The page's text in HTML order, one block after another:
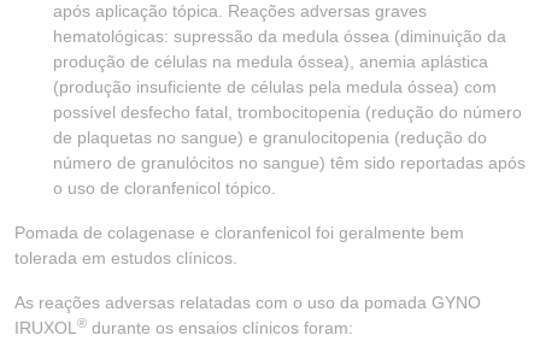
após aplicação tópica. Reações adversas graves
hematológicas: supressão da medula óssea (diminuição da
produção de células na medula óssea), anemia aplástica
(produção insuficiente de células pela medula óssea) com
possível desfecho fatal, trombocitopenia (redução do número
de plaquetas no sangue) e granulocitopenia (redução do
número de granulócitos no sangue) têm sido reportadas após
o uso de cloranfenicol tópico.
Pomada de colagenase e cloranfenicol foi geralmente bem
tolerada em estudos clínicos.
As reações adversas relatadas com o uso da pomada GYNO
IRUXOL ® durante os ensaios clínicos foram: